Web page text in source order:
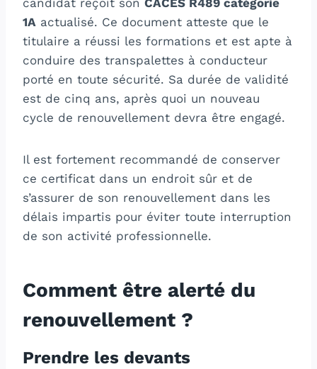
candidat reçoit son CACES R489 catégorie
1A actualisé. Ce document atteste que le
titulaire a réussi les formations et est apte à
conduire des transpalettes à conducteur
porté en toute sécurité. Sa durée de validité
est de cinq ans, après quoi un nouveau
cycle de renouvellement devra être engagé.
Il est fortement recommandé de conserver
ce certificat dans un endroit sûr et de
s’assurer de son renouvellement dans les
délais impartis pour éviter toute interruption
de son activité professionnelle.
Comment être alerté du
renouvellement ?
Prendre les devants